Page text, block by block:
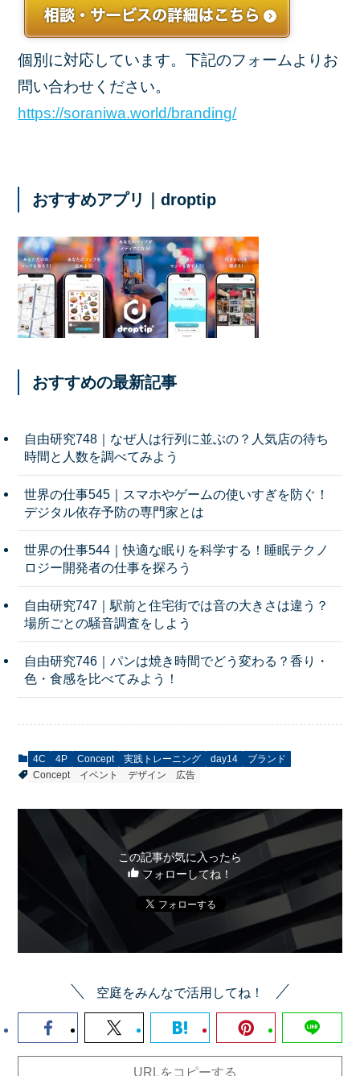
個別に対応しています。下記のフォームよりお
問い合わせください。
https://soraniwa.world/branding/
おすすめアプリ｜droptip
おすすめの最新記事
自由研究748｜なぜ人は行列に並ぶの？人気店の待ち
時間と人数を調べてみよう
世界の仕事545｜スマホやゲームの使いすぎを防ぐ！
デジタル依存予防の専門家とは
世界の仕事544｜快適な眠りを科学する！睡眠テクノ
ロジー開発者の仕事を探ろう
自由研究747｜駅前と住宅街では音の大きさは違う？
場所ごとの騒音調査をしよう
自由研究746｜パンは焼き時間でどう変わる？香り・
色・食感を比べてみよう！
4C 4P Concept 実践トレーニング day14
ブランド
Concept
イベント デザイン 広告
この記事が気に入ったら
フォローしてね！
空庭をみんなで活用してね！
URLをコピーする